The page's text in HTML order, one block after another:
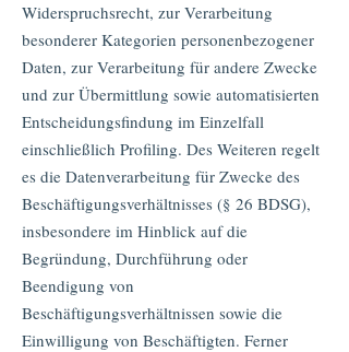
Widerspruchsrecht, zur Verarbeitung
besonderer Kategorien personenbezogener
Daten, zur Verarbeitung für andere Zwecke
und zur Übermittlung sowie automatisierten
Entscheidungsfindung im Einzelfall
einschließlich Profiling. Des Weiteren regelt
es die Datenverarbeitung für Zwecke des
Beschäftigungsverhältnisses (§ 26 BDSG),
insbesondere im Hinblick auf die
Begründung, Durchführung oder
Beendigung von
Beschäftigungsverhältnissen sowie die
Einwilligung von Beschäftigten. Ferner